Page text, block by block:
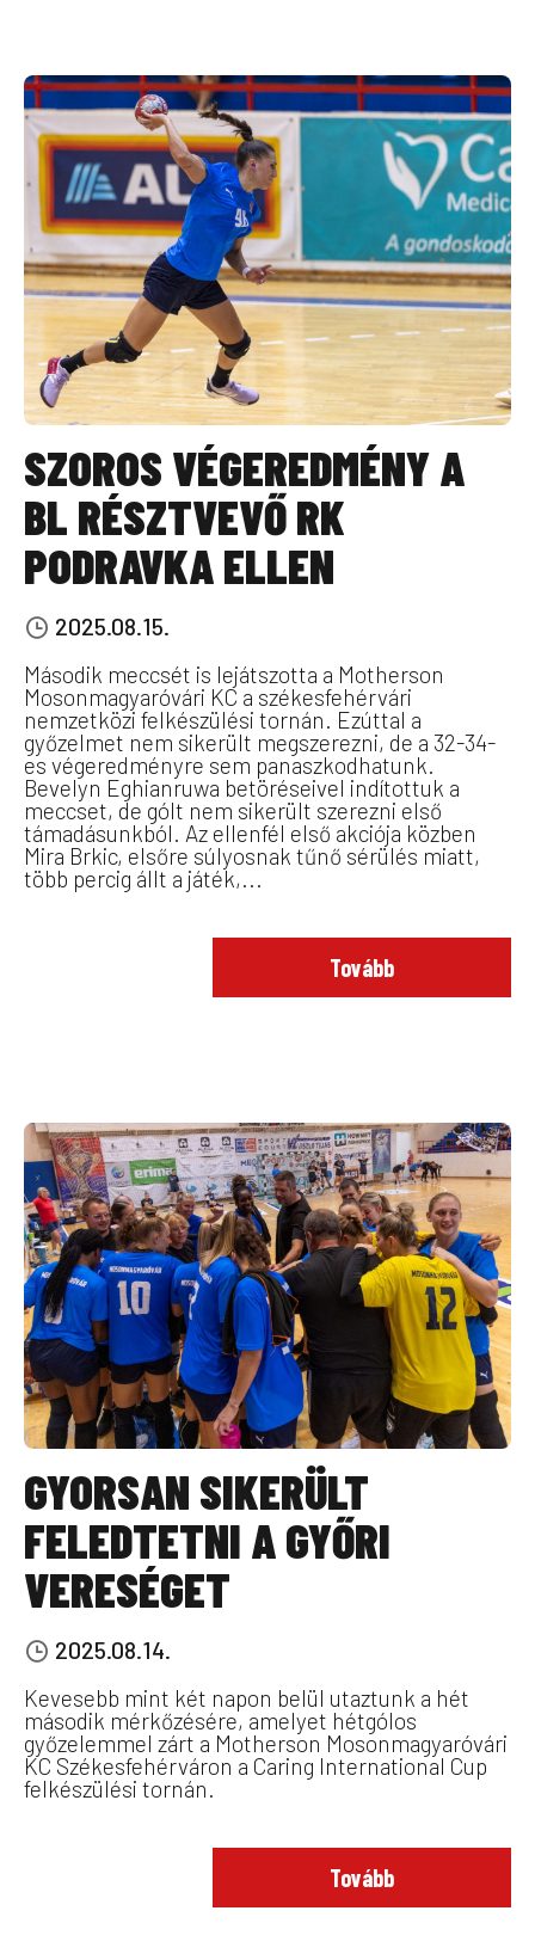
SZOROS VÉGEREDMÉNY A
BL RÉSZTVEVŐ RK
PODRAVKA ELLEN
2025.08.15.
Második meccsét is lejátszotta a Motherson
Mosonmagyaróvári KC a székesfehérvári
nemzetközi felkészülési tornán. Ezúttal a
győzelmet nem sikerült megszerezni, de a 32-34-
es végeredményre sem panaszkodhatunk.
Bevelyn Eghianruwa betöréseivel indítottuk a
meccset, de gólt nem sikerült szerezni első
támadásunkból. Az ellenfél első akciója közben
Mira Brkic, elsőre súlyosnak tűnő sérülés miatt,
több percig állt a játék,...
Tovább
GYORSAN SIKERÜLT
FELEDTETNI A GYŐRI
VERESÉGET
2025.08.14.
Kevesebb mint két napon belül utaztunk a hét
második mérkőzésére, amelyet hétgólos
győzelemmel zárt a Motherson Mosonmagyaróvári
KC Székesfehérváron a Caring International Cup
felkészülési tornán.
Tovább